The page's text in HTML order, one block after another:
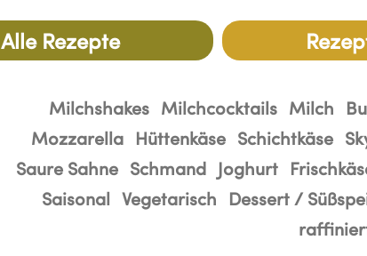
Alle Rezepte
Milchshakes Milchcocktails Milch
Mozzarella Hüttenkäse Schichtkäse
Saure Sahne Schmand Joghurt
Saisonal Vegetarisch Dessert /